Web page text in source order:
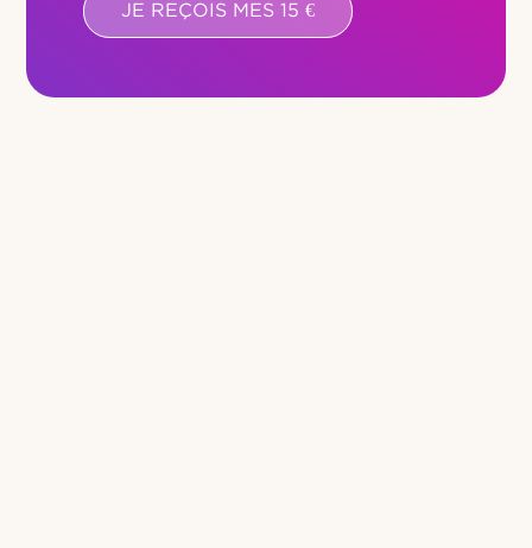
a
JE REÇOIS MES 15 €